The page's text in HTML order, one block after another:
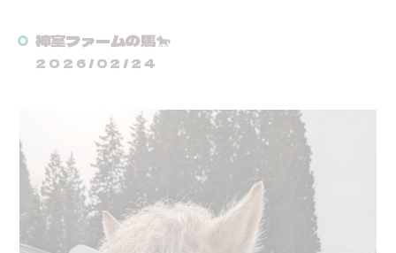
神室ファームの馬🐎
2026/02/24